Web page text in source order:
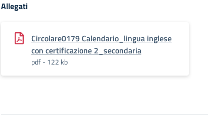
Allegati
Circolare0179 Calendario_lingua inglese
con certificazione 2_secondaria
pdf - 122 kb